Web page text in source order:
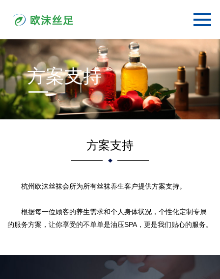
方案支持
方案支持
杭州欧沫丝袜会所为所有丝袜养生客户提供方案支持。
根据每一位顾客的养生需求和个人身体状况，个性化定制专属
的服务方案，让你享受的不单单是油压SPA，更是我们贴心的服务。